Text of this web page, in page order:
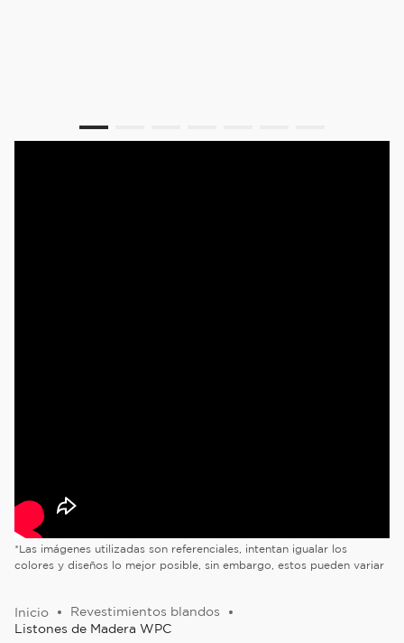
*Las imágenes utilizadas son referenciales, intentan igualar los
colores y diseños lo mejor posible, sin embargo, estos pueden variar
Revestimientos blandos
Listones de Madera WPC